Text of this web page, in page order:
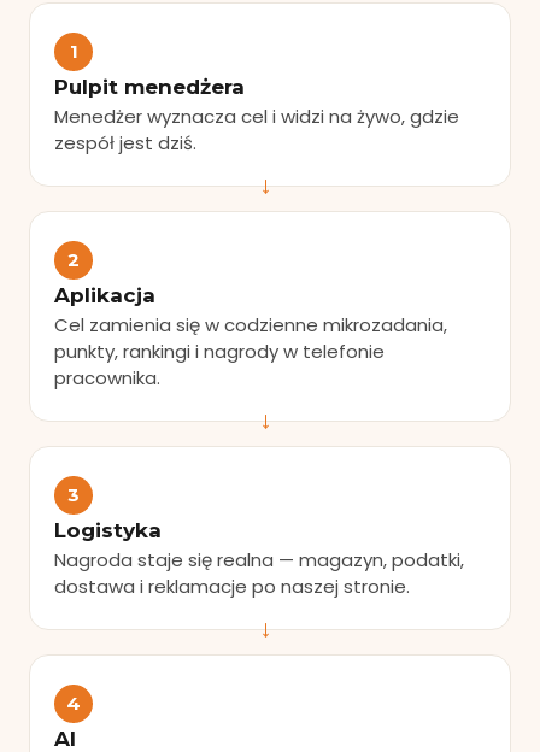
1
Pulpit menedżera
Menedżer wyznacza cel i widzi na żywo, gdzie
zespół jest dziś.
2
Aplikacja
Cel zamienia się w codzienne mikrozadania,
punkty, rankingi i nagrody w telefonie
pracownika.
3
Logistyka
Nagroda staje się realna — magazyn, podatki,
dostawa i reklamacje po naszej stronie.
4
AI